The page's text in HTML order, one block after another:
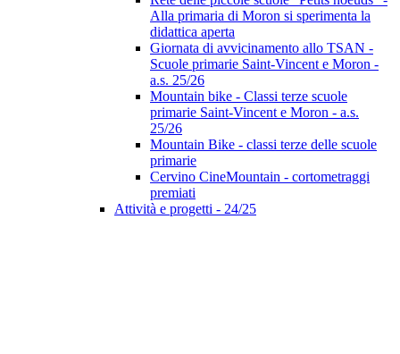
Alla primaria di Moron si sperimenta la
didattica aperta
Giornata di avvicinamento allo TSAN -
Scuole primarie Saint-Vincent e Moron -
a.s. 25/26
Mountain bike - Classi terze scuole
primarie Saint-Vincent e Moron - a.s.
25/26
Mountain Bike - classi terze delle scuole
primarie
Cervino CineMountain - cortometraggi
premiati
Attività e progetti - 24/25